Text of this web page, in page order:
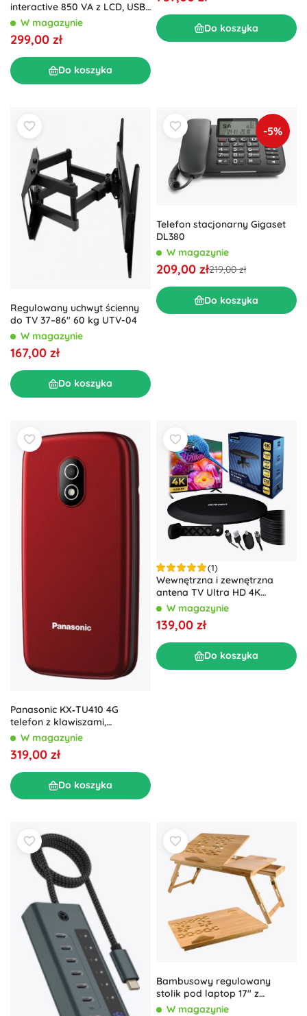
interactive 850 VA z LCD, USB i
2× IEC – Energenie
W magazynie
299,00 zł
Do koszyka
Do koszyka
Regulowany uchwyt ścienny
do TV 37–86" 60 kg UTV-04
W magazynie
167,00 zł
Do koszyka
-5%
Telefon stacjonarny Gigaset
DL380
W magazynie
209,00 zł219,00 zł
Do koszyka
Panasonic KX‑TU410 4G
telefon z klawiszami,
czerwony
W magazynie
319,00 zł
Do koszyka
(1)
Wewnętrzna i zewnętrzna
antena TV Ultra HD 4K
BERDSEN BD-955 czarna
W magazynie
139,00 zł
Do koszyka
Bambusowy regulowany
stolik pod laptop 17″ z
wentylacją i szufladką
W magazynie